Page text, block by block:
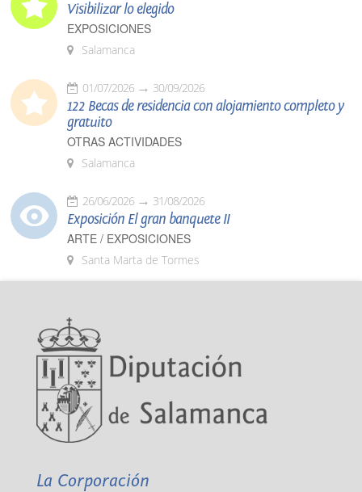
Visibilizar lo elegido
EXPOSICIONES
Salamanca
01/07/2026 30/09/2026
122 Becas de residencia con alojamiento completo y
gratuito
OTRAS ACTIVIDADES
Salamanca
26/06/2026 31/08/2026
Exposición El gran banquete II
ARTE / EXPOSICIONES
Santa Marta de Tormes
La Corporación